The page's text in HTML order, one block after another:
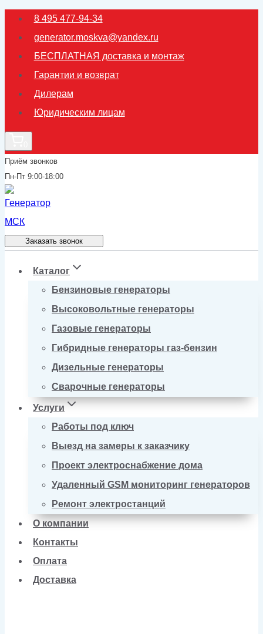
Перейти
содержимому
8 495 477-94-34
generator.moskva@yandex.ru
БЕСПЛАТНАЯ доставка и монтаж
Гарантии и возврат
Дилерам
Юридическим лицам
Приём звонков
Пн-Пт 9:00-18:00
Заказать звонок
Каталог
Бензиновые генераторы
Высоковольтные генераторы
Газовые генераторы
Гибридные генераторы газ-бензин
Дизельные генераторы
Сварочные генераторы
Услуги
Работы под ключ
Выезд на замеры к заказчику
Проект электроснабжение дома
Удаленный GSM мониторинг генераторов
Ремонт электростанций
О компании
Контакты
Оплата
Доставка